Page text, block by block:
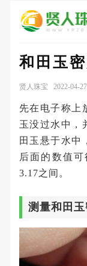
和田玉
贤人珠宝 2022-04-27
先在电子称上
玉没过水中，
田玉悬于水中
后面的数值
3.17之间。
测量和田